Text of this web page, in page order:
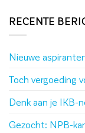
RECENTE
Nieuwe
Toch vergoeding
Denk aan je IKB-
Gezocht: NPB-